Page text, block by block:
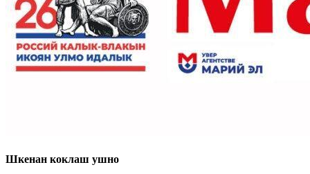
Шкенан коклаш ушно